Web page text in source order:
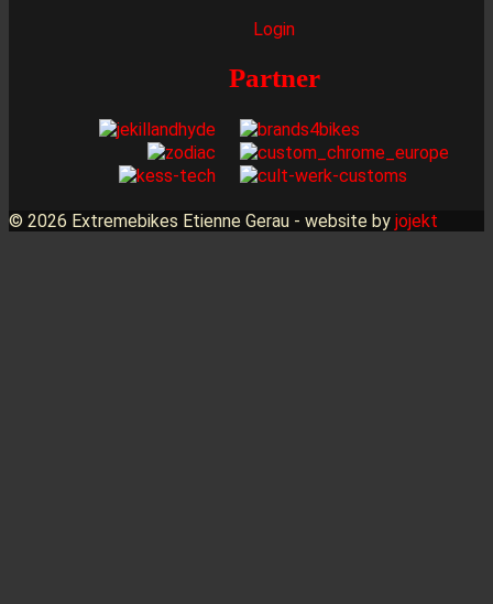
Login
Partner
© 2026 Extremebikes Etienne Gerau - website by jojekt